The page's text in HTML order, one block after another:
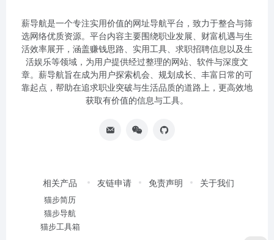
薪导航是一个专注实用价值的网址导航平台，致力于整合与筛
选网络优质资源。平台内容主要围绕职业发展、财富机遇与生
活效率展开，涵盖赚钱思路、实用工具、求职招聘信息以及生
活娱乐等领域，为用户提供经过整理的网站、软件与深度文
章。薪导航旨在成为用户探索机会、规划成长、丰富日常的可
靠起点，帮助在追求职业突破与生活品质的道路上，更高效地
获取有价值的信息与工具。
相关产品
猫步简历
猫步导航
猫步工具箱
友链申请 免责声明 关于我们